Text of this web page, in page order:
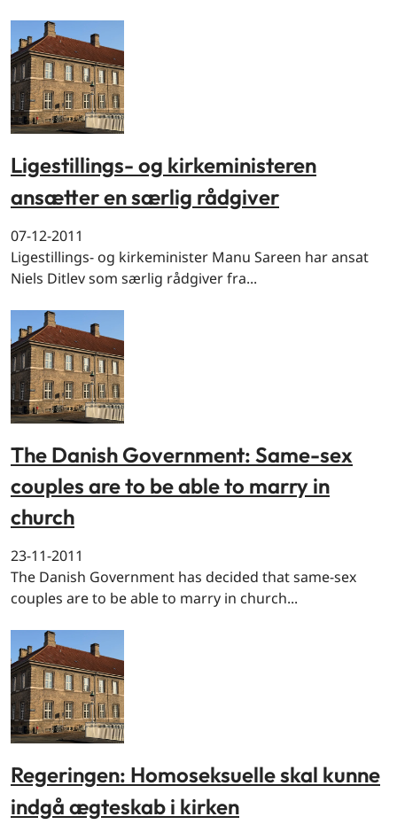
Ligestillings- og kirkeministeren
ansætter en særlig rådgiver
07-12-2011
Ligestillings- og kirkeminister Manu Sareen har ansat
Niels Ditlev som særlig rådgiver fra...
The Danish Government: Same-sex
couples are to be able to marry in
church
23-11-2011
The Danish Government has decided that same-sex
couples are to be able to marry in church...
Regeringen: Homoseksuelle skal kunne
indgå ægteskab i kirken